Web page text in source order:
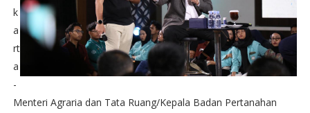
k
a
rt
a
-
Menteri Agraria dan Tata Ruang/Kepala Badan Pertanahan